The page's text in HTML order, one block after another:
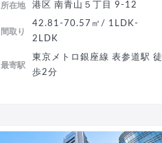
所在地 港区 南青山５丁目 9-12
間取り
42.81-70.57㎡/ 1LDK-
2LDK
最寄駅
東京メトロ銀座線 表参道駅 徒
歩2分